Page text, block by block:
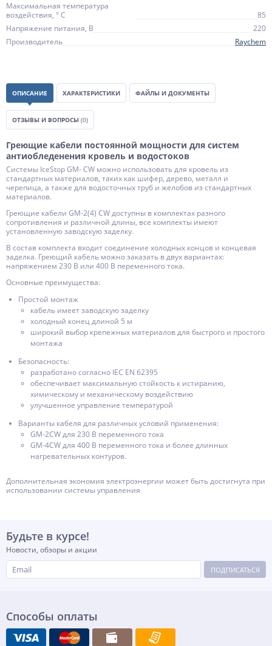
Максимальная температура
воздействия, ° С
85
Напряжение питания, В
220
Производитель
Raychem
ОПИСАНИЕ ХАРАКТЕРИСТИКИ ФАЙЛЫ И ДОКУМЕНТЫ
ОТЗЫВЫ И ВОПРОСЫ (0)
Греющие кабели постоянной мощности для систем
антиобледенения кровель и водостоков
Системы IceStop GM- CW можно использовать для кровель из
стандартных материалов, таких как шифер, дерево, металл и
черепица, а также для водосточных труб и желобов из стандартных
материалов.
Греющие кабели GM-2(4) CW доступны в комплектах разного
сопротивления и различной длины, все комплекты имеют
установленную заводскую заделку.
В состав комплекта входит соединение холодных концов и концевая
заделка. Греющий кабель можно заказать в двух вариантах:
напряжением 230 В или 400 В переменного тока.
Основные преимущества:
Простой монтаж
кабель имеет заводскую заделку
холодный конец длиной 5 м
широкий выбор крепежных материалов для быстрого и простого
монтажа
Безопасность:
разработано согласно IEC EN 62395
обеспечивает максимальную стойкость к истиранию,
химическому и механическому воздействию
улучшенное управление температурой
Варианты кабеля для различных условий применения:
GM-2CW для 230 В переменного тока
GM-4CW для 400 В переменного тока и более длинных
нагревательных контуров.
Дополнительная экономия электроэнергии может быть достигнута при
использовании системы управления
Будьте в курсе!
Новости, обзоры и акции
ПОДПИСАТЬСЯ
Способы оплаты